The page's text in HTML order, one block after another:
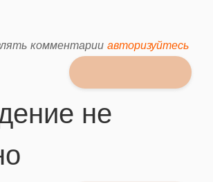
комментарии авторизуйтесь
не